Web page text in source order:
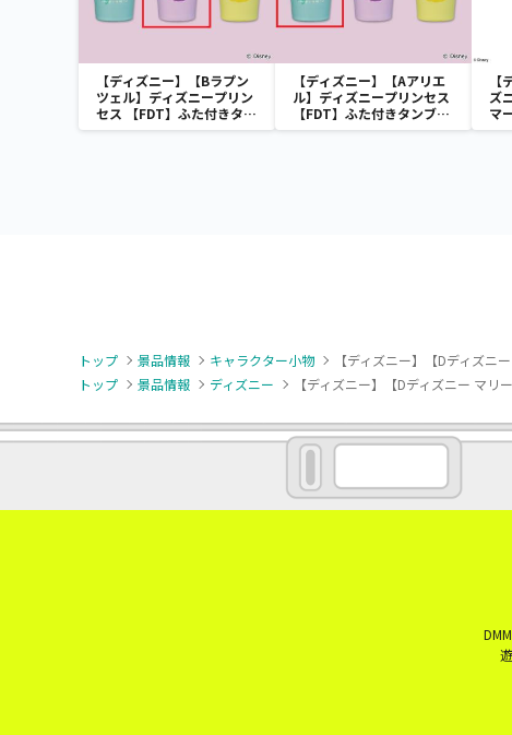
【ディズニー】【Bラプン
ツェル】ディズニープリン
セス 【FDT】ふた付きタン
ブラー
【ディズニー】【Aアリエ
ル】ディズニープリンセス
【FDT】ふた付きタンブラ
ー
ズ
マ
畳
トップ 景品情報 キャラクター小物
【ディズニー】【Dディズニ
トップ
景品情報 ディズニー 【ディズニー】【Dディズニー マ